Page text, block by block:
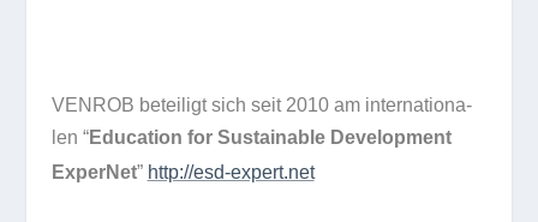
VENROB betei­ligt sich seit 2010 am inter­na­tio­na­
len “Edu­ca­tion for Sus­tainable Deve­lo­p­ment
Exper­Net” http://​esd​-expert​.net